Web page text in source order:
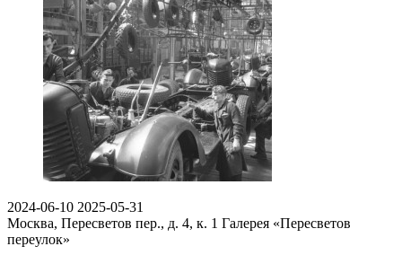
2024-06-10 2025-05-31
Москва, Пересветов пер., д. 4, к. 1 Галерея «Пересветов
переулок»